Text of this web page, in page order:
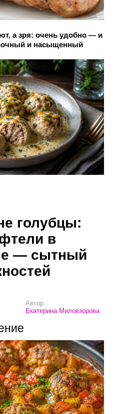
а зря: очень удобно — и
и насыщенный
голубцы:
в
— сытный
Автор:
Екатерина Миловзорова